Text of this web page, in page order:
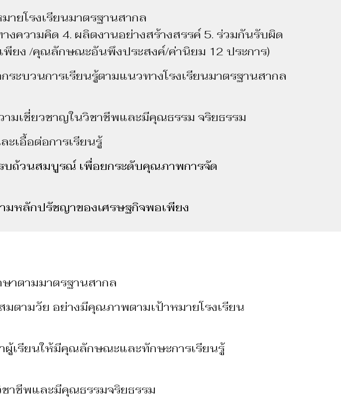
รงเรียนมาตรฐานสากล
งความคิด 4. ผลิตงานอย่างสร้างสรรค์ 5. ร่วมกันรับผิด
ยง /คุณลักษณะอันพึงประสงค์/ค่านิยม 12 ประการ)
นการเรียนรู้ตามแนวทางโรงเรียนมาตรฐานสากล
ยวชาญในวิชาชีพและมีคุณธรรม จริยธรรม
อื้อต่อการเรียนรู้
ถ้วนสมบูรณ์ เพื่อยกระดับคุณภาพการจัด
หลักปรัชญาของเศรษฐกิจพอเพียง
ตามมาตรฐานสากล
มวัย อย่างมีคุณภาพตามเป้าหมายโรงเรียน
ยนให้มีคุณลักษณะและทักษะการเรียนรู้
ชาชีพและมีคุณธรรมจริยธรรม